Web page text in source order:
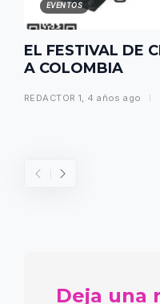
EVENTOS
EL FESTIVAL DE
A COLOMBIA
REDACTOR 1, 4 años ago
Deja una